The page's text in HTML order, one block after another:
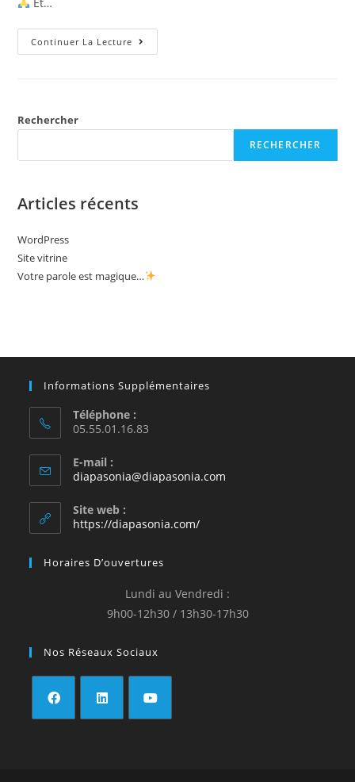
Continuer La Lecture Votre
Parole
Rechercher
RECHERCHER
Articles récents
WordPress
Site vitrine
Votre parole est magique…
Informations Supplémentaires
Téléphone :
05.55.01.16.83
E-mail :
diapasonia@diapasonia.com
Site web :
https://diapasonia.com/
Horaires D’ouvertures
Lundi au Vendredi :
9h00-12h30 / 13h30-17h30
Nos Réseaux Sociaux